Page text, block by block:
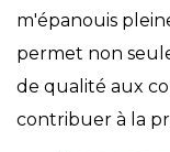
m'épanouis
permet non
de qualité aux
contribuer à la